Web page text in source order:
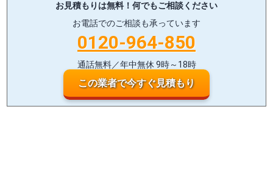
お見積もりは無料！ 何でもご相談ください
お電話でのご相談も承っています
0120-964-850
通話無料／年中無休 9時～18時
この業者で今すぐ見積もり